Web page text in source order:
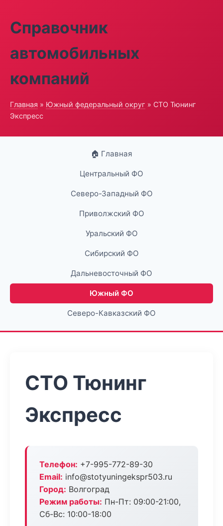
Справочник
автомобильных
компаний
Главная » Южный федеральный округ » СТО Тюнинг
Экспресс
🏠 Главная
Центральный ФО
Северо-Западный ФО
Приволжский ФО
Уральский ФО
Сибирский ФО
Дальневосточный ФО
Южный ФО
Северо-Кавказский ФО
СТО Тюнинг
Экспресс
Телефон: +7-995-772-89-30
Email: info@stotyuningekspr503.ru
Город: Волгоград
Режим работы: Пн-Пт: 09:00-21:00,
Сб-Вс: 10:00-18:00